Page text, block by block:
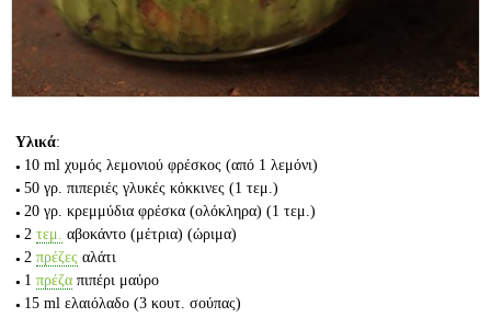
Υλικά:
10 ml χυμός λεμονιού φρέσκος (από 1 λεμόνι)
50 γρ. πιπεριές γλυκές κόκκινες (1 τεμ.)
20 γρ. κρεμμύδια φρέσκα (ολόκληρα) (1 τεμ.)
2 τεμ. αβοκάντο (μέτρια) (ώριμα)
2 πρέζες αλάτι
1 πρέζα πιπέρι μαύρο
15 ml ελαιόλαδο (3 κουτ. σούπας)